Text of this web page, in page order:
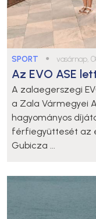
SPORT ● vasárnap,
Az EVO ASE
A zalaegerszegi
a Zala Vármegyei
hagyományos
férfiegyüttesét az
Gubicza ...